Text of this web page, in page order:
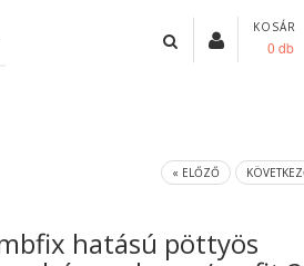
KOSÁR
0 db
« ELŐZŐ
hatású pöttyös